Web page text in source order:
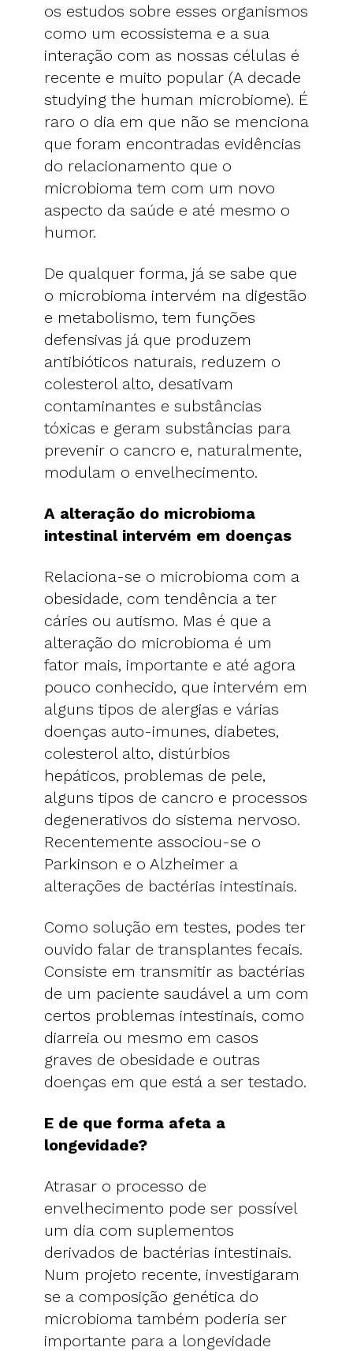
os estudos sobre esses organismos
como um ecossistema e a sua
interação com as nossas células é
recente e muito popular (A decade
studying the human microbiome). É
raro o dia em que não se menciona
que foram encontradas evidências
do relacionamento que o
microbioma tem com um novo
aspecto da saúde e até mesmo o
humor.
De qualquer forma, já se sabe que
o microbioma intervém na digestão
e metabolismo, tem funções
defensivas já que produzem
antibióticos naturais, reduzem o
colesterol alto, desativam
contaminantes e substâncias
tóxicas e geram substâncias para
prevenir o cancro e, naturalmente,
modulam o envelhecimento.
A alteração do microbioma
intestinal intervém em doenças
Relaciona-se o microbioma com a
obesidade, com tendência a ter
cáries ou autismo. Mas é que a
alteração do microbioma é um
fator mais, importante e até agora
pouco conhecido, que intervém em
alguns tipos de alergias e várias
doenças auto-imunes, diabetes,
colesterol alto, distúrbios
hepáticos, problemas de pele,
alguns tipos de cancro e processos
degenerativos do sistema nervoso.
Recentemente associou-se o
Parkinson e o Alzheimer a
alterações de bactérias intestinais.
Como solução em testes, podes ter
ouvido falar de transplantes fecais.
Consiste em transmitir as bactérias
de um paciente saudável a um com
certos problemas intestinais, como
diarreia ou mesmo em casos
graves de obesidade e outras
doenças em que está a ser testado.
E de que forma afeta a
longevidade?
Atrasar o processo de
envelhecimento pode ser possível
um dia com suplementos
derivados de bactérias intestinais.
Num projeto recente, investigaram
se a composição genética do
microbioma também poderia ser
importante para a longevidade